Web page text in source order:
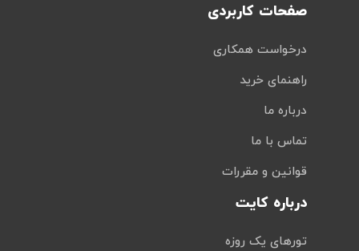
صفحات کاربردی
درخواست همکاری
راهنمای خرید
درباره ما
تماس با ما
قوانین و مقررات
درباره کایت
تورهای یک روزه